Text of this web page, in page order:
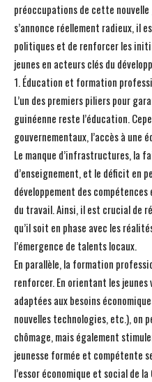
préoccupations de cette
s’annonce réellement radieux, il
politiques et de renforcer les
jeunes en acteurs clés du
1. Éducation et formation
L’un des premiers piliers pour
guinéenne reste l’éducation.
gouvernementaux, l’accès à une
Le manque d’infrastructures, la
d’enseignement, et le déficit en
développement des
du travail. Ainsi, il est crucial de
qu’il soit en phase avec les
l’émergence de talents locaux.
En parallèle, la formation
renforcer. En orientant les
adaptées aux besoins
nouvelles technologies, etc.), on
chômage, mais également
jeunesse formée et compétente
l’essor économique et social de la